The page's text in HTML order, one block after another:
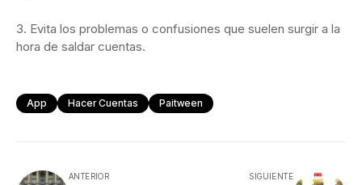
3. Evita los problemas o confusiones que suelen surgir a la
hora de saldar cuentas.
App Hacer Cuentas Paitween
ANTERIOR SIGUIENTE